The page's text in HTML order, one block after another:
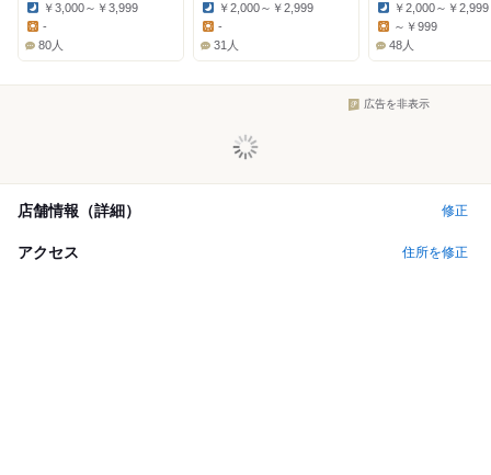
Dinner:
￥3,000～￥3,999
Lunch:
-
80人
Dinner:
￥2,000～￥2,999
Lunch:
-
31人
Dinner:
￥2,000～￥2,999
Lunch:
～￥999
48人
広告を非表示
店舗情報（詳細） 修正
アクセス 住所を修正